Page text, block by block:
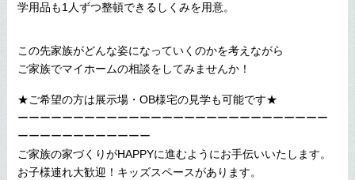
学用品も1人ずつ整頓できるしくみを用意。
この先家族がどんな姿になっていくのかを考えながら
ご家族でマイホームの相談をしてみませんか！
★ご希望の方は展示場・OB様宅の見学も可能です★
ーーーーーーーーーーーーーーーーーーーーーーーーーーーー
ーーーーーーーーーーーー
ご家族の家づくりがHAPPYに進むようにお手伝いいたします。
お子様連れ大歓迎！キッズスペースがあります。